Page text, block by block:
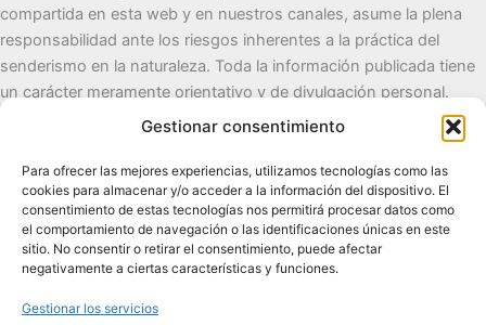
Gestionar consentimiento
Para ofrecer las mejores experiencias, utilizamos tecnologías como las
cookies para almacenar y/o acceder a la información del dispositivo. El
consentimiento de estas tecnologías nos permitirá procesar datos como
el comportamiento de navegación o las identificaciones únicas en este
sitio. No consentir o retirar el consentimiento, puede afectar
negativamente a ciertas características y funciones.
Gestionar los servicios
compartida en esta web y en nuestros canales, asume la plena
responsabilidad ante los riesgos inherentes a la práctica del
senderismo en la naturaleza. Toda la información publicada tiene
un carácter meramente orientativo y de divulgación personal.
Senderismo de autor, naturaleza y pueblos con alma.
Contacto:cuevadeldestino@gmail.com |
+34 722 32 62